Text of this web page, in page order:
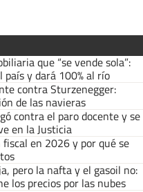
que “se vende sola”:
y dará 100% al río
contra Sturzenegger:
de las navieras
contra el paro docente y se
en la Justicia
en 2026 y por qué se
pero la nafta y el gasoil no:
los precios por las nubes